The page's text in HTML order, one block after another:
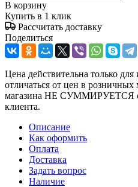
В корзину
Купить в 1 клик
Рассчитать доставку
Поделиться
Цена действительна только
отличаться от цен в
магазина НЕ СУММИРУЕТСЯ
клиента.
Описание
Как оформить
Оплата
Доставка
Задать вопрос
Наличие